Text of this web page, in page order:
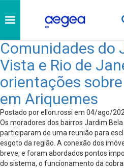
Comunidades do
Vista e Rio de
orientações
em Ariquemes
Postado por ellon.rossi em 04/ago/
Os moradores dos bairros Jardim
participaram de uma reunião para
esgoto da região. A conexão dos
breve, e foram abordados pontos
do sistema, o funcionamento da